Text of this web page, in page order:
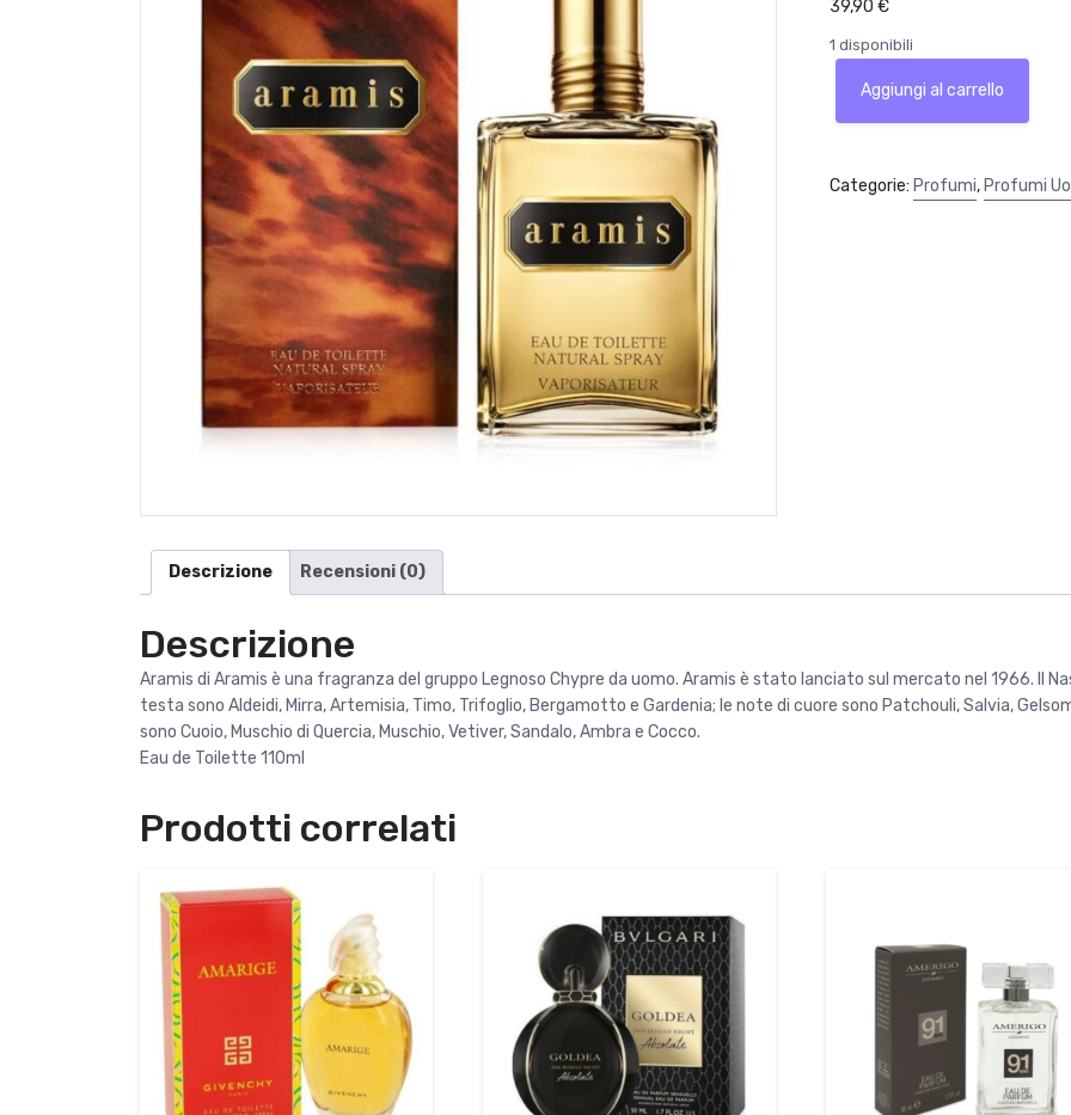
39,90€
1 disponibili
Eau
de
natural
Spray
Aggiungi al carrello
Categorie: Profumi, Profumi
Descrizione Recensioni (0)
Descrizione
Aramis di Aramis è una fragranza del gruppo Legnoso Chypre da uomo. Aramis è stato lanciato sul mercato nel 1966. Il
testa sono Aldeidi, Mirra, Artemisia, Timo, Trifoglio, Bergamotto e Gardenia; le note di cuore sono Patchouli, Salvia,
sono Cuoio, Muschio di Quercia, Muschio, Vetiver, Sandalo, Ambra e Cocco.
Eau de Toilette 110ml
Prodotti correlati